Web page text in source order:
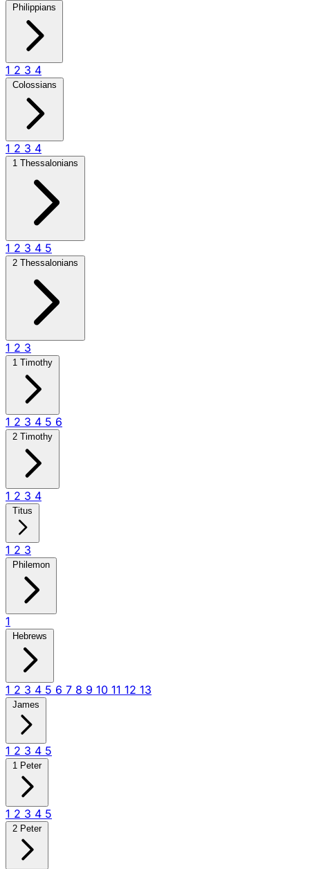
Philippians
1 2 3 4
Colossians
1 2 3 4
1 Thessalonians
1 2 3 4 5
2 Thessalonians
1 2 3
1 Timothy
1 2 3 4 5 6
2 Timothy
1 2 3 4
Titus
1 2 3
Philemon
1
Hebrews
1 2 3 4 5 6 7 8 9 10 11 12 13
James
1 2 3 4 5
1 Peter
1 2 3 4 5
2 Peter